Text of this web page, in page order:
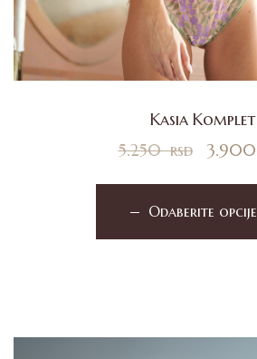
Kasia Komplet
5.250rsd 3.900
Odaberite opcije